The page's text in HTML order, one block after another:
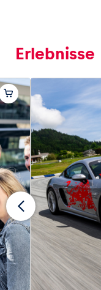
Erlebnisse